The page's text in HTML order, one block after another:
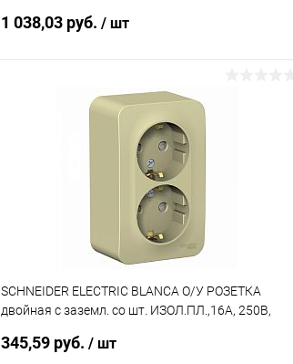
1 038,03 руб. / шт
В корзину
К сравнению
SCHNEIDER ELECTRIC BLANCA О/У РОЗЕТКА
двойная с заземл. со шт. ИЗОЛ.ПЛ.,16А, 250В,
345,59 руб. / шт